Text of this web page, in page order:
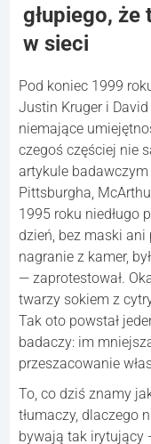
głupiego, że
w sieci
Pod koniec 1999
Justin Kruger i
niemające
czegoś częściej nie
artykule
Pittsburgha,
1995 roku niedługo
dzień, bez maski ani
nagranie z kamer,
— zaprotestował.
twarzy sokiem z
Tak oto powstał
badaczy: im
przeszacowanie
To, co dziś znamy
tłumaczy, dlaczego
bywają tak irytujący